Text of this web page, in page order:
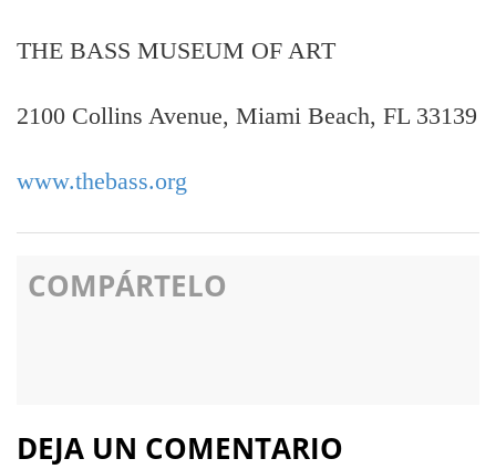
THE BASS MUSEUM OF ART
2100 Collins Avenue, Miami Beach, FL 33139
www.thebass.org
COMPÁRTELO
DEJA UN COMENTARIO